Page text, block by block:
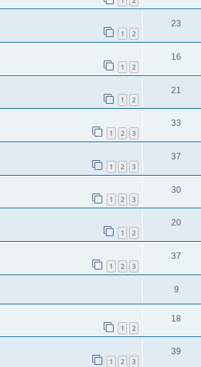
1 2
23
1 2
16
1 2
21
1 2 3
33
1 2 3
37
1 2 3
30
1 2
20
1 2 3
37
9
1 2
18
1 2 3
39